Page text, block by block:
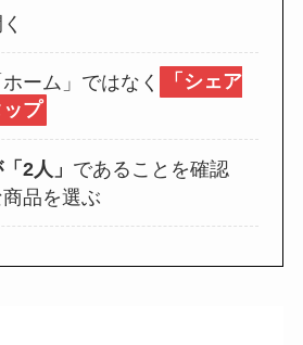
ーム」ではなく
「シェア
プ
2人」 であることを確認
品を選ぶ